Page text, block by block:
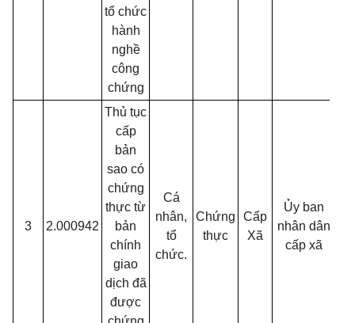
tổ chức
hành
nghề
công
chứng
3 2.000942
Thủ tục
cấp
bản
sao có
chứng
thực từ
bản
chính
giao
dịch đã
được
Cá
nhân,
tổ
chức.
Chứng
thực
Cấp
Xã
Ủy ban
nhân dân
cấp xã